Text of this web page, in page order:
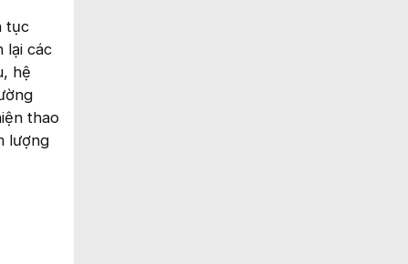
tục
lại các
hệ
thao
lượng